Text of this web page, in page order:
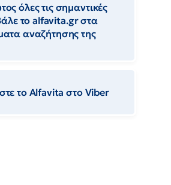
όλες τις σημαντικές
το alfavita.gr στα
αναζήτησης της
το Αlfavita στο Viber